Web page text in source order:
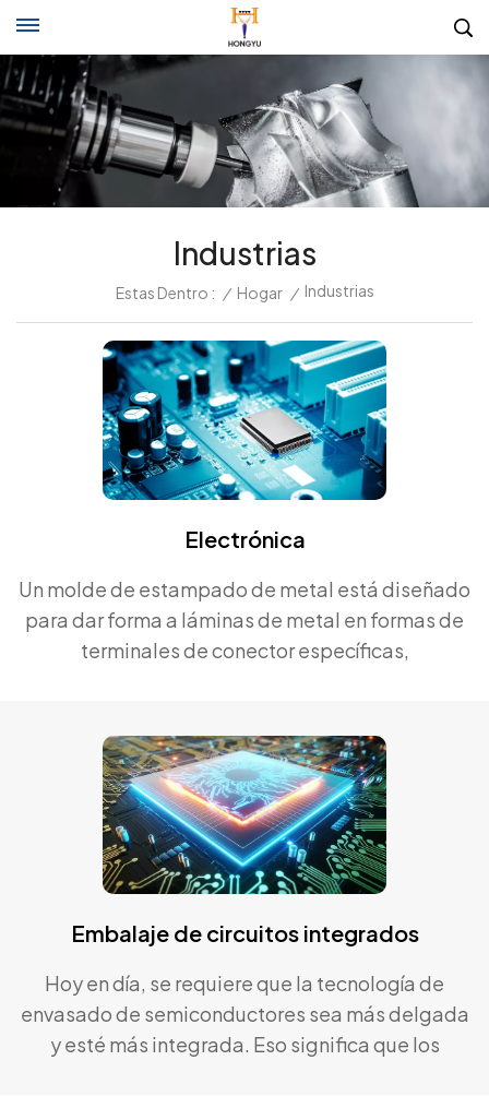
Industrias
Estas Dentro : / Hogar / Industrias
Electrónica
Un molde de estampado de metal está diseñado
para dar forma a láminas de metal en formas de
terminales de conector específicas,
desempeñan un papel vital para garantizar una
producción eficiente y precisa.
Embalaje de circuitos integrados
Hoy en día, se requiere que la tecnología de
envasado de semiconductores sea más delgada
y esté más integrada. Eso significa que los